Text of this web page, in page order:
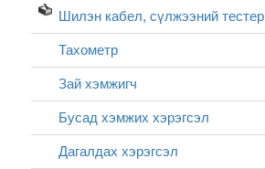
Шилэн кабел, cүлжээний тестер
Тахометр
Зай хэмжигч
Бусад хэмжих хэрэгсэл
Дагалдах хэрэгсэл